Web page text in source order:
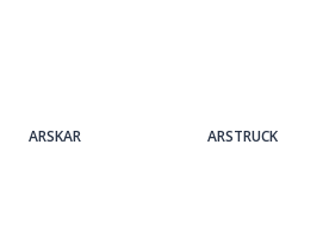
ARSKAR ARSTRUCK